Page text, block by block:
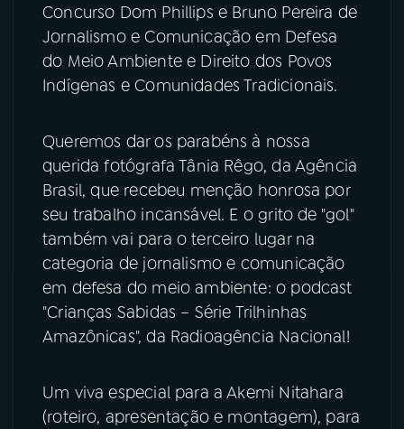
Concurso Dom Phillips e Bruno Pereira de
Jornalismo e Comunicação em Defesa
do Meio Ambiente e Direito dos Povos
Indígenas e Comunidades Tradicionais.
Queremos dar os parabéns à nossa
querida fotógrafa Tânia Rêgo, da Agência
Brasil, que recebeu menção honrosa por
seu trabalho incansável. E o grito de "gol"
também vai para o terceiro lugar na
categoria de jornalismo e comunicação
em defesa do meio ambiente: o podcast
"Crianças Sabidas – Série Trilhinhas
Amazônicas", da Radioagência Nacional!
Um viva especial para a Akemi Nitahara
(roteiro, apresentação e montagem), para